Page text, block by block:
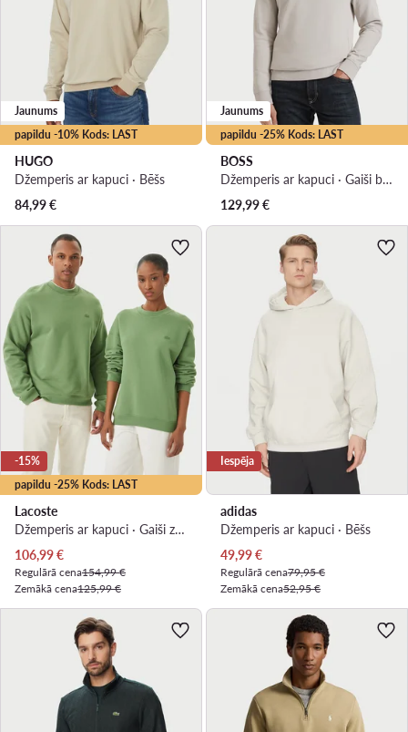
papildu -10% Kods: LAST
Jaunums
HUGO
Džemperis ar kapuci · Bēšs
84,99€
papildu -25% Kods: LAST
Jaunums
BOSS
Džemperis ar kapuci · Gaiši bēša
129,99€
papildu -25% Kods: LAST
-15%
Lacoste
Džemperis ar kapuci · Gaiši zaļa
Pašreizējā cena
106,99€
Regulārā cena154,99 €
Zemākā cena125,99 €
Iespēja
adidas
Džemperis ar kapuci · Bēšs
Pašreizējā cena
49,99€
Regulārā cena79,95 €
Zemākā cena52,95 €